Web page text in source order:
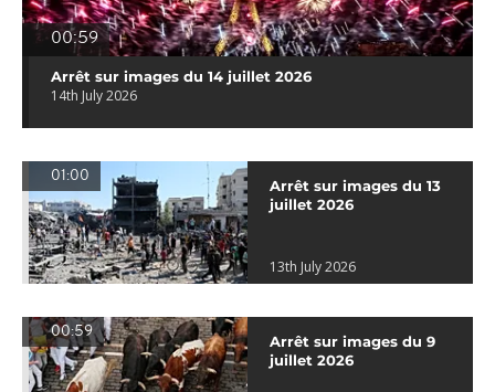
00:59
Arrêt sur images du 14 juillet 2026
14th July 2026
01:00
Arrêt sur images du 13
juillet 2026
13th July 2026
00:59
Arrêt sur images du 9
juillet 2026